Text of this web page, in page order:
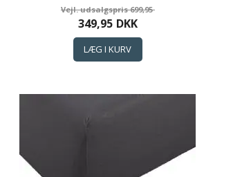
699,95
349,95 DKK